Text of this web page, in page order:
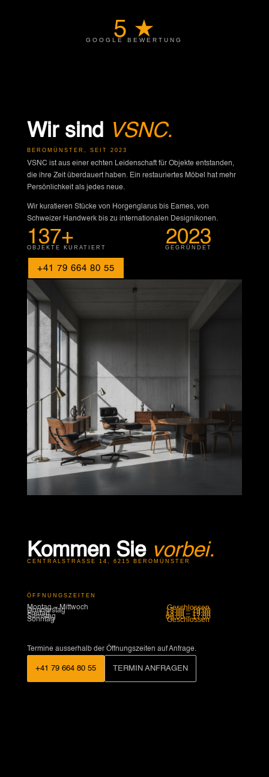
5 ★
GOOGLE BEWERTUNG
BEROMÜNSTER, SEIT 2023
Wir sind VSNC.
VSNC ist aus einer echten Leidenschaft für Objekte entstanden,
die ihre Zeit überdauert haben. Ein restauriertes Möbel hat mehr
Persönlichkeit als jedes neue.
Wir kuratieren Stücke von Horgenglarus bis Eames, von
Schweizer Handwerk bis zu internationalen Designikonen.
137+
OBJEKTE KURATIERT 2023
GEGRÜNDET
+41 79 664 80 55
CENTRALSTRASSE 14, 6215 BEROMÜNSTER
Kommen Sie vorbei.
ÖFFNUNGSZEITEN
Montag – Mittwoch Geschlossen
Donnerstag 13:00 – 19:00
Freitag 13:00 – 19:00
Samstag 09:00 – 17:00
Sonntag Geschlossen
Termine ausserhalb der Öffnungszeiten auf Anfrage.
+41 79 664 80 55 TERMIN ANFRAGEN